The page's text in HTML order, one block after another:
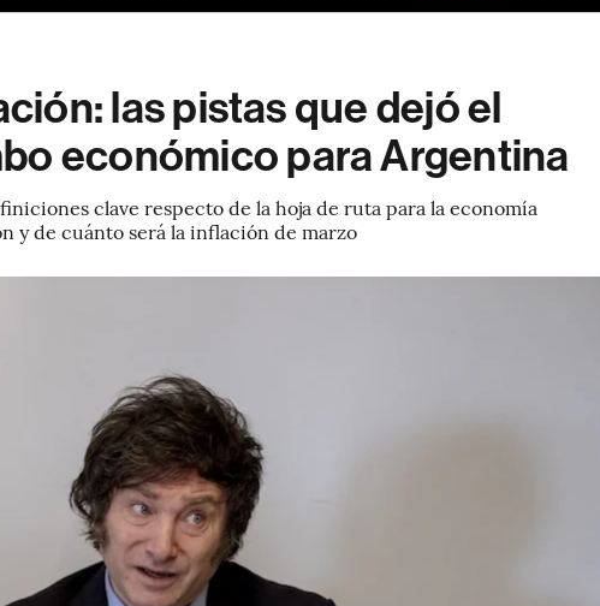
las pistas que dejó el
económico para Argentina
clave respecto de la hoja de ruta para la economía
y de cuánto será la inflación de marzo